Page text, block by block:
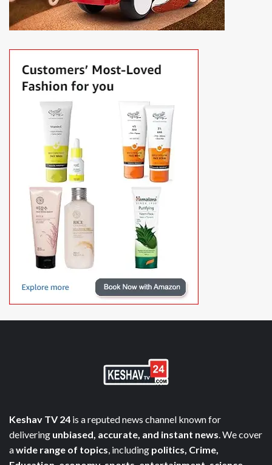
Keshav TV 24 is a reputed news channel known for
delivering unbiased, accurate, and instant news . We cover
awide range of topics , including politics, Crime,